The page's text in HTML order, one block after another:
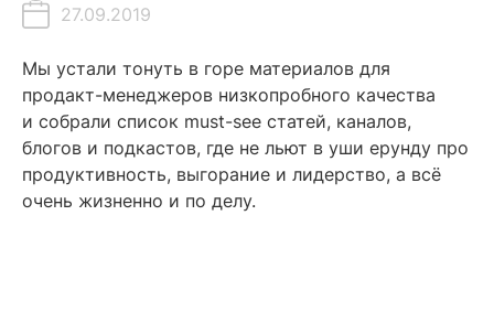
27.09.2019
Содержание
Телеграм-каналы
Статьи
Блоги
Мы устали тонуть в горе материалов для
продакт-менеджеров низкопробного качества
и собрали список must-see статей, каналов,
блогов и подкастов, где не льют в уши ерунду про
продуктивность, выгорание и лидерство, а всё
очень жизненно и по делу.